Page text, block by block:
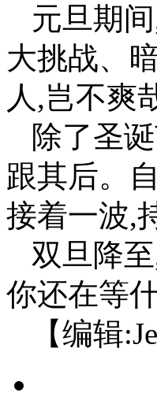
元旦期
大挑战、
人,岂不爽
除了圣
跟其后。
接着一波,
双旦降
你还在等
【编辑